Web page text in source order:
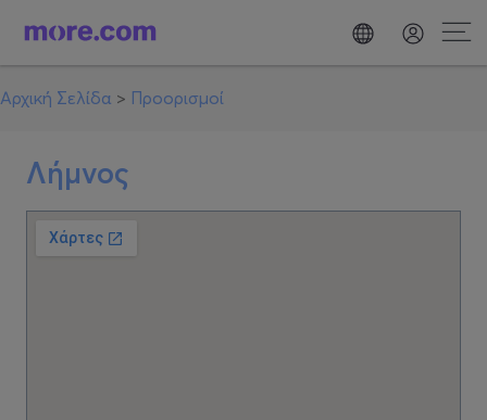
Αρχική Σελίδα > Προορισμοί
Λήμνος